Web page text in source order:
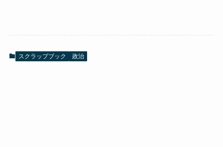
スクラップブック 政治